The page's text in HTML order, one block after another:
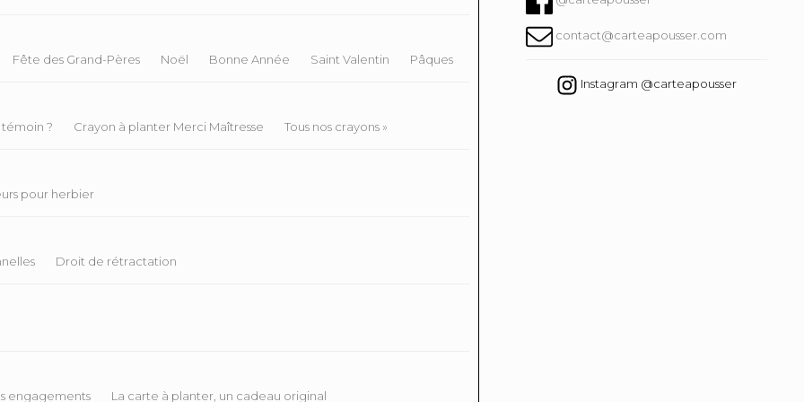
Fête des Grand-Pères Noël Bonne Année Saint Valentin Pâques
? Crayon à planter Merci Maîtresse Tous nos crayons »
pour herbier
Droit de rétractation
engagements La carte à planter, un cadeau original
contact@carteapousser.com
Instagram @carteapousser